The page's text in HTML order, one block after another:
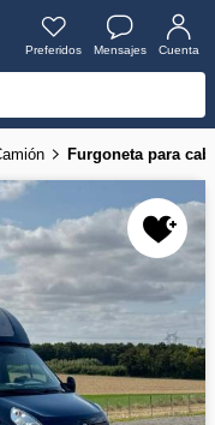
Preferidos Mensajes Cuenta
Furgoneta para